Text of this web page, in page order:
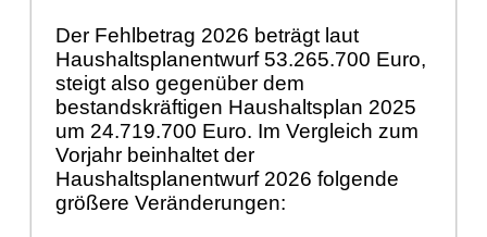
Der Fehlbetrag 2026 beträgt laut
Haushaltsplanentwurf 53.265.700 Euro,
steigt also gegenüber dem
bestandskräftigen Haushaltsplan 2025
um 24.719.700 Euro. Im Vergleich zum
Vorjahr beinhaltet der
Haushaltsplanentwurf 2026 folgende
größere Veränderungen: